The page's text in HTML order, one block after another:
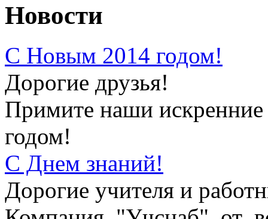
Новости
С Новым 2014 годом!
Дорогие друзья!
Примите наши
годом!
С Днем знаний!
Дорогие учителя и